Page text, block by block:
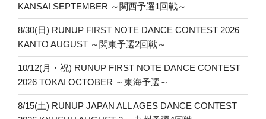
KANSAI SEPTEMBER ～関西予選1回戦～
8/30(日) RUNUP FIRST NOTE DANCE CONTEST 2026
KANTO AUGUST ～関東予選2回戦～
10/12(月・祝) RUNUP FIRST NOTE DANCE CONTEST
2026 TOKAI OCTOBER ～東海予選～
8/15(土) RUNUP JAPAN ALL AGES DANCE CONTEST